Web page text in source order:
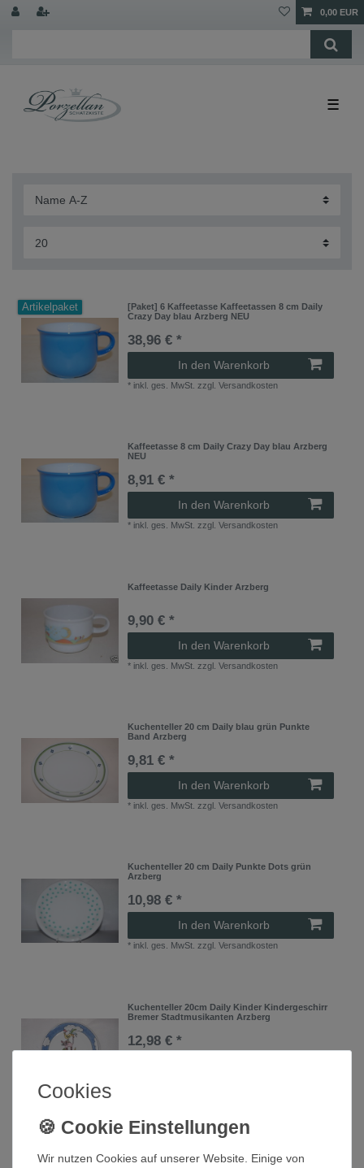
0,00 EUR
☰
Artikelpaket
[Paket] 6 Kaffeetasse Kaffeetassen 8 cm Daily
Crazy Day blau Arzberg NEU
38,96 € *
In den Warenkorb
* inkl. ges. MwSt. zzgl.Versandkosten
Kaffeetasse 8 cm Daily Crazy Day blau Arzberg
NEU
8,91 € *
In den Warenkorb
* inkl. ges. MwSt. zzgl.Versandkosten
Kaffeetasse Daily Kinder Arzberg
9,90 € *
In den Warenkorb
* inkl. ges. MwSt. zzgl.Versandkosten
Kuchenteller 20 cm Daily blau grün Punkte
Band Arzberg
9,81 € *
In den Warenkorb
* inkl. ges. MwSt. zzgl.Versandkosten
Kuchenteller 20 cm Daily Punkte Dots grün
Arzberg
10,98 € *
In den Warenkorb
* inkl. ges. MwSt. zzgl.Versandkosten
Kuchenteller 20cm Daily Kinder Kindergeschirr
Bremer Stadtmusikanten Arzberg
12,98 € *
Arzberg
Cookies
Wir nutzen Cookies auf unserer Website. Einige von